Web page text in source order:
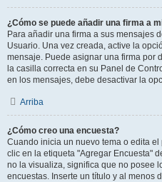
¿Cómo se puede añadir una firma a
Para añadir una firma a sus mensajes
Usuario. Una vez creada, active la
mensaje. Puede asignar una firma por
la casilla correcta en su Panel de
en los mensajes, debe desactivar la
Arriba
¿Cómo creo una encuesta?
Cuando inicia un nuevo tema o edita
clic en la etiqueta "Agregar Encuesta"
no la visualiza, significa que no posee
encuestas. Inserte un título y al menos